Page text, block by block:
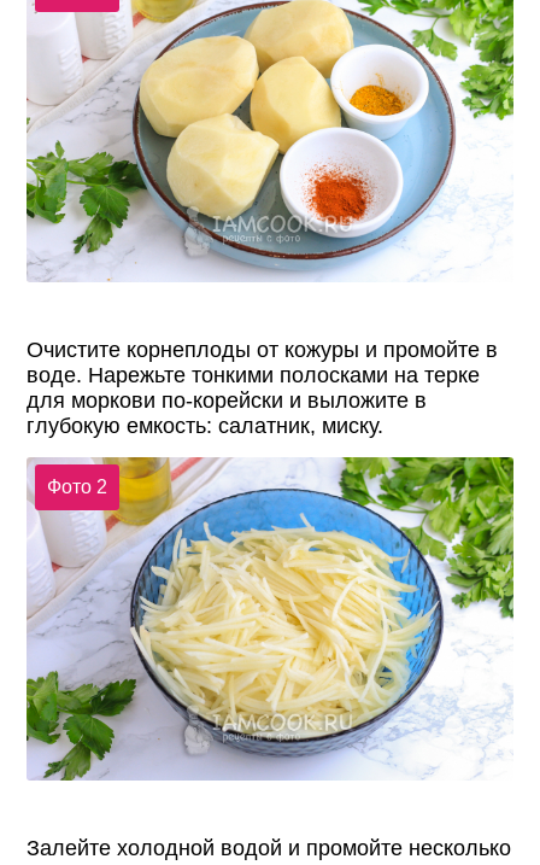
Очистите корнеплоды от кожуры и промойте в
воде. Нарежьте тонкими полосками на терке
для моркови по-корейски и выложите в
глубокую емкость: салатник, миску.
Фото 2
Залейте холодной водой и промойте несколько